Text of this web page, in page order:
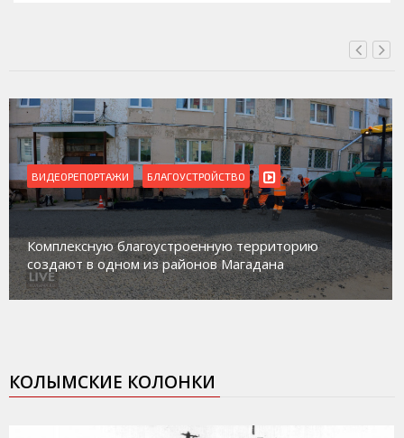
ВИДЕОРЕПОРТАЖИ
Магадан присоединился к пилотному проекту по
работе с несовершеннолетними из групп
социального риска «Переправа»
КОЛЫМСКИЕ КОЛОНКИ